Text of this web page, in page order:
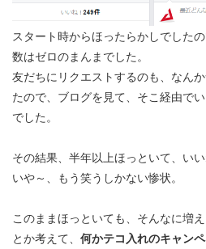
スタート時からほったらかしでした
数はゼロのまんまでした。
友だちにリクエストするのも、なん
たので、ブログを見て、そこ経由で
でした。
その結果、半年以上ほっといて、い
いや～、もう笑うしかない惨状。
このままほっといても、そんなに増
とか考えて、 何かテコ入れのキャン